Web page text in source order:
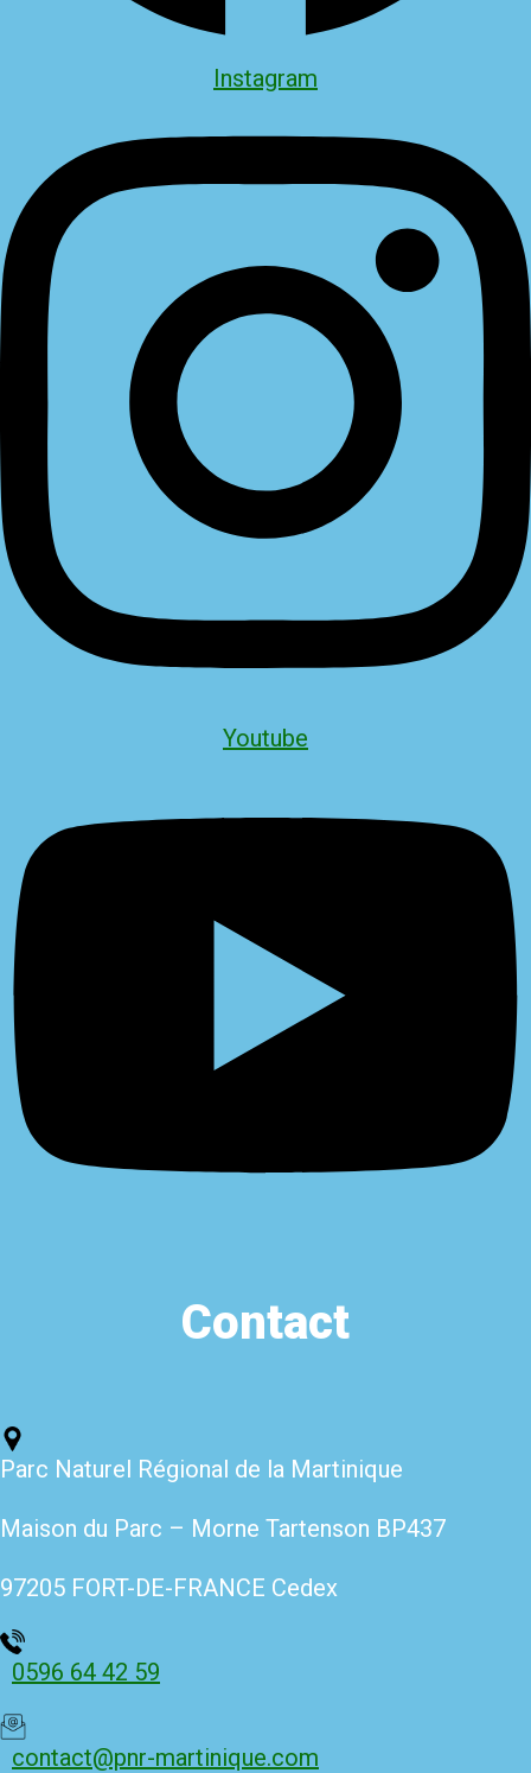
Instagram
Youtube
Contact
Parc Naturel Régional de la Martinique
Maison du Parc – Morne Tartenson BP437
97205 FORT-DE-FRANCE Cedex
0596 64 42 59
contact@pnr-martinique.com